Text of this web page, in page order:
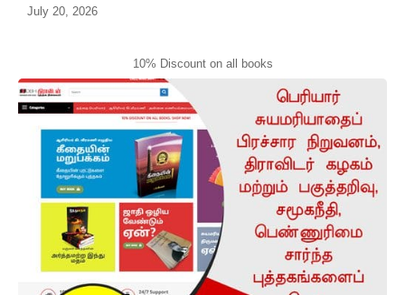
July 20, 2026
10% Discount on all books